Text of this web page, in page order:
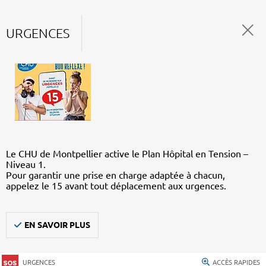
URGENCES
Le CHU de Montpellier active le Plan Hôpital en Tension –
Niveau 1.
Pour garantir une prise en charge adaptée à chacun,
appelez le 15 avant tout déplacement aux urgences.
EN SAVOIR PLUS
URGENCES ACCÈS RAPIDES